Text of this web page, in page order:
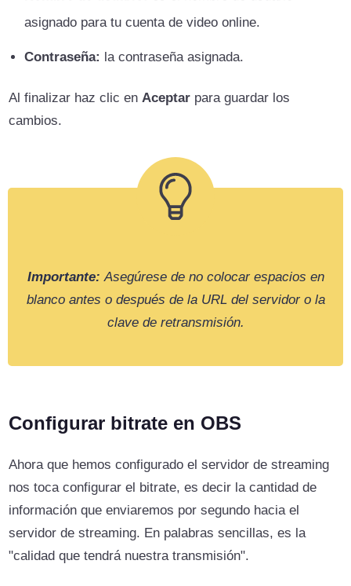
asignado para tu cuenta de video online.
Contraseña: la contraseña asignada.
Al finalizar haz clic en Aceptar para guardar los
cambios.
Importante:Asegúrese de no colocar espacios en
blanco antes o después de la URL del servidor o la
clave de retransmisión.
Configurar bitrate en OBS
Ahora que hemos configurado el servidor de streaming
nos toca configurar el bitrate, es decir la cantidad de
información que enviaremos por segundo hacia el
servidor de streaming. En palabras sencillas, es la
"calidad que tendrá nuestra transmisión".